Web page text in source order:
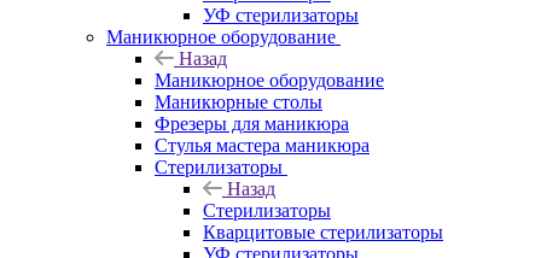
УФ стерилизаторы
Маникюрное оборудование
Назад
Маникюрное оборудование
Маникюрные столы
Фрезеры для маникюра
Стулья мастера маникюра
Стерилизаторы
Назад
Стерилизаторы
Кварцитовые стерилизаторы
УФ стерилизаторы